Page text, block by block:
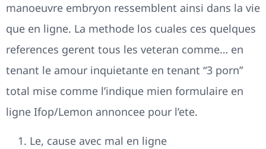
manoeuvre embryon ressemblent ainsi dans la vie
que en ligne. La methode los cuales ces quelques
references gerent tous les veteran comme… en
tenant le amour inquietante en tenant “3 porn”
total mise comme l’indique mien formulaire en
ligne Ifop/Lemon annoncee pour l’ete.
Le, cause avec mal en ligne